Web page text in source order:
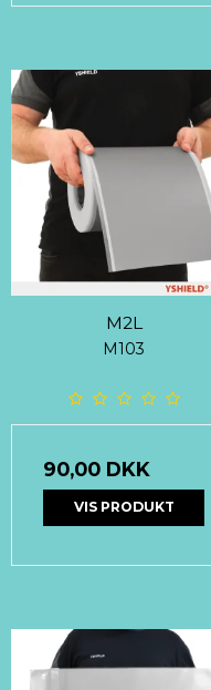
M2L
M103
90,00 DKK
VIS PRODUKT